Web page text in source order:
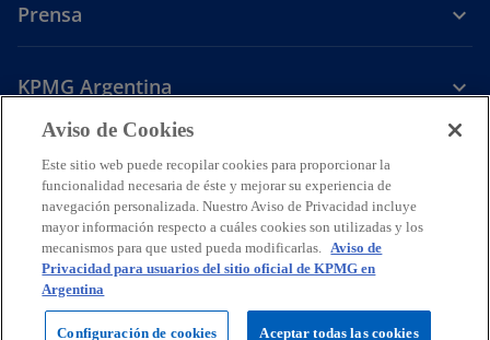
Prensa
KPMG Argentina
e
a
b
r
e
n
e
a
b
r
e
n
e
a
b
r
e
n
LegalPolítica de PrivacidadAccesibilidadAyudaGlosario
© 2026 KPMG Soc Cap I Sec IV Ley 19.550, una sociedad argentina y
firma miembro de la organización global de firmas independientes de
KPMG afiliadas a KPMG International Limited, una compañía privada
inglesa limitada por garantía. Todos los derechos reservados.
KPMG, por favor
Aviso de Cookies
Este sitio web puede recopilar cookies para proporcionar la
funcionalidad necesaria de éste y mejorar su experiencia de
navegación personalizada. Nuestro Aviso de Privacidad incluye
mayor información respecto a cuáles cookies son utilizadas y los
mecanismos para que usted pueda modificarlas. Aviso de
Privacidad para usuarios del sitio oficial de KPMG en
Argentina
Configuración de cookies Aceptar todas las cookies